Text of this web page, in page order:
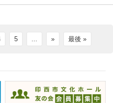
5 » 最後 »